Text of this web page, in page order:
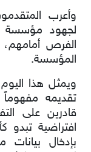
وأعرب
لجهود مؤسسة
الفرص أمامهم،
المؤسسة.
ويمثل هذا
تقديمه
قادرين على
افتراضية
بإدخال